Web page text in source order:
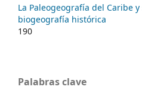
La Paleogeografía del Caribe
biogeografía histórica
190
Palabras clave